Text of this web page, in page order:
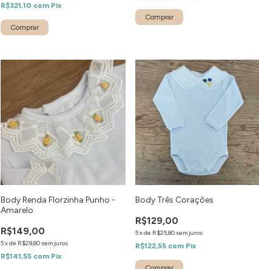
R$321,10 com Pix
Comprar
Body Renda Florzinha Punho -
Amarelo
R$149,00
5xde R$29,80 sem juros
R$141,55 com Pix
Body Três Corações
R$129,00
5xde R$25,80 sem juros
R$122,55 com Pix